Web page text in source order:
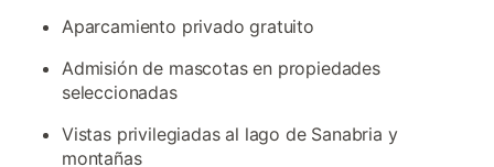
Aparcamiento privado gratuito
Admisión de mascotas en propiedades
seleccionadas
Vistas privilegiadas al lago de Sanabria y
montañas